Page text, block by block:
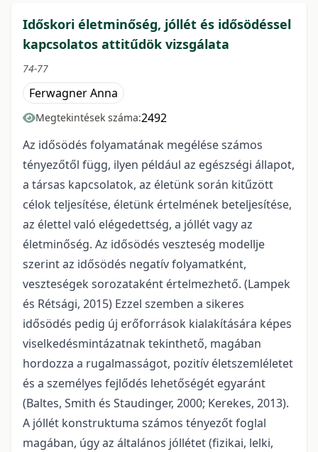
Időskori életminőség, jóllét és idősödéssel
kapcsolatos attitűdök vizsgálata
74-77
Ferwagner Anna
Megtekintések száma:2492
Az idősödés folyamatának megélése számos
tényezőtől függ, ilyen például az egészségi állapot,
a társas kapcsolatok, az életünk során kitűzött
célok teljesítése, életünk értelmének beteljesítése,
az élettel való elégedettség, a jóllét vagy az
életminőség. Az idősödés veszteség modellje
szerint az idősödés negatív folyamatként,
veszteségek sorozataként értelmezhető. (Lampek
és Rétsági, 2015) Ezzel szemben a sikeres
idősödés pedig új erőforrások kialakítására képes
viselkedésmintázatnak tekinthető, magában
hordozza a rugalmasságot, pozitív életszemléletet
és a személyes fejlődés lehetőségét egyaránt
(Baltes, Smith és Staudinger, 2000; Kerekes, 2013).
A jóllét konstruktuma számos tényezőt foglal
magában, úgy az általános jóllétet (fizikai, lelki,